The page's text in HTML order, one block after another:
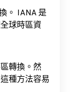
。 IANA 是
球時區資
轉換。然
種方法容易